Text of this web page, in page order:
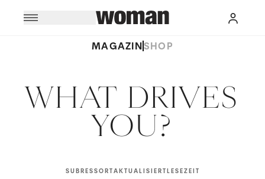
MAGAZINSHOP
WHAT DRIVES
YOU?
SUBRESSORTAKTUALISIERTLESEZEIT